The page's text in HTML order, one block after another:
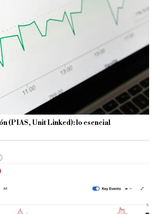
(PIAS, Unit Linked): lo esencial